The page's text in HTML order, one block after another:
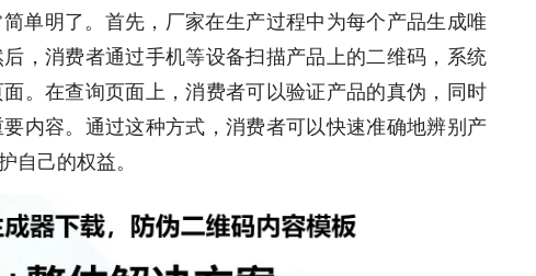
单明了。首先，厂家在生产过程中为每个产品生成唯
，消费者通过手机等设备扫描产品上的二维码，系统
。在查询页面上，消费者可以验证产品的真伪，同时
内容。通过这种方式，消费者可以快速准确地辨别产
自己的权益。